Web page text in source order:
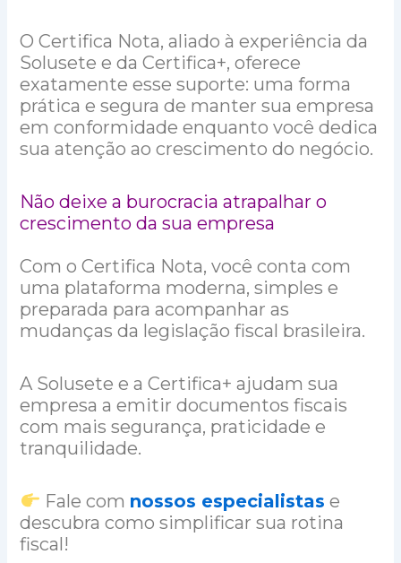
O Certifica Nota, aliado à experiência da
Solusete e da Certifica+, oferece
exatamente esse suporte: uma forma
prática e segura de manter sua empresa
em conformidade enquanto você dedica
sua atenção ao crescimento do negócio.
Não deixe a burocracia atrapalhar o
crescimento da sua empresa
Com o Certifica Nota, você conta com
uma plataforma moderna, simples e
preparada para acompanhar as
mudanças da legislação fiscal brasileira.
A Solusete e a Certifica+ ajudam sua
empresa a emitir documentos fiscais
com mais segurança, praticidade e
tranquilidade.
Fale com nossos especialistas e
descubra como simplificar sua rotina
fiscal!